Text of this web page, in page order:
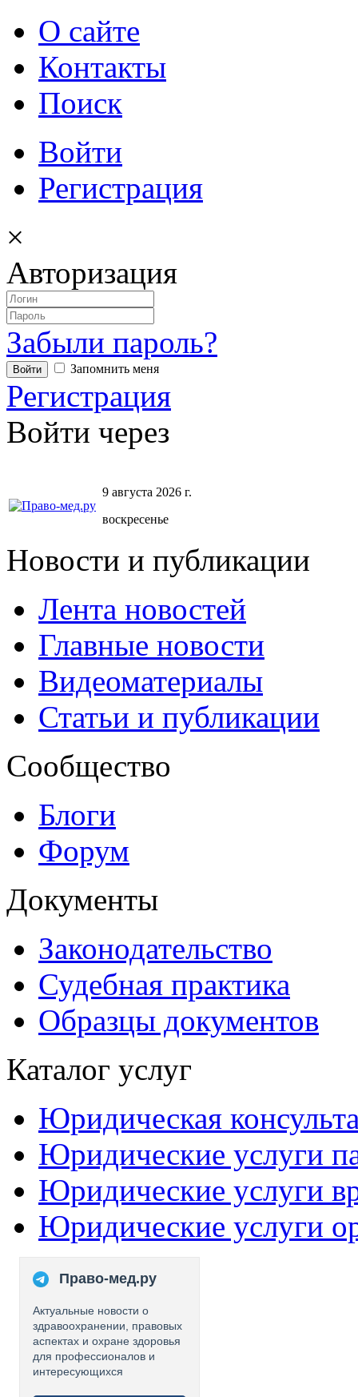
О сайте
Контакты
Поиск
Войти
Регистрация
×
Авторизация
Забыли пароль?
Запомнить меня
Регистрация
Войти через
9 августа 2026 г.
воскресенье
Новости и публикации
Лента новостей
Главные новости
Видеоматериалы
Статьи и публикации
Сообщество
Блоги
Форум
Документы
Законодательство
Судебная практика
Образцы документов
Каталог услуг
Юридическая
Юридические услуги
Юридические услуги
Юридические услуги
Право-мед.ру
Актуальные новости о
здравоохранении, правовых
аспектах и охране здоровья
для профессионалов и
интересующихся